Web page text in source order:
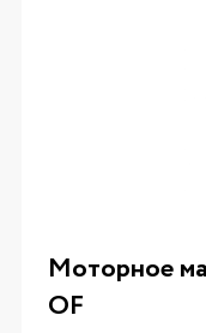
Моторное
OF